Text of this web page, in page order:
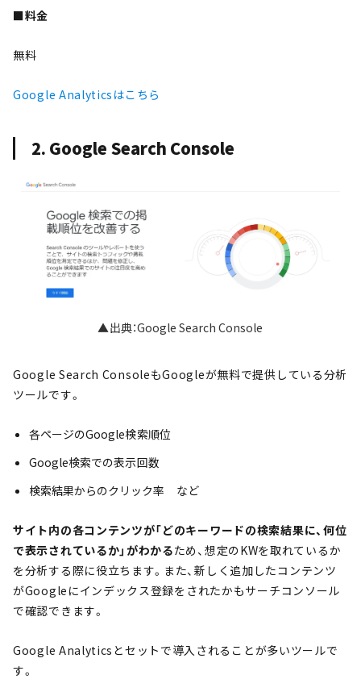
■料金
無料
Google Analyticsはこちら
2. Google Search Console
▲出典：Google Search Console
Google Search ConsoleもGoogleが無料で提供している分析
ツールです。
各ページのGoogle検索順位
Google検索での表示回数
検索結果からのクリック率 など
サイト内の各コンテンツが「どのキーワードの検索結果に、何位
で表示されているか」がわかるため、想定のKWを取れているか
を分析する際に役立ちます。また、新しく追加したコンテンツ
がGoogleにインデックス登録をされたかもサーチコンソール
で確認できます。
Google Analyticsとセットで導入されることが多いツールで
す。